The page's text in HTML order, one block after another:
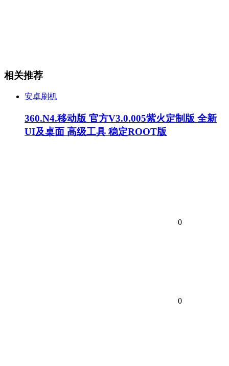
相关推荐
安卓刷机
360.N4.移动版 官方V3.0.005紫火定制版 全新
UI及桌面 高级工具 稳定ROOT版
0
0